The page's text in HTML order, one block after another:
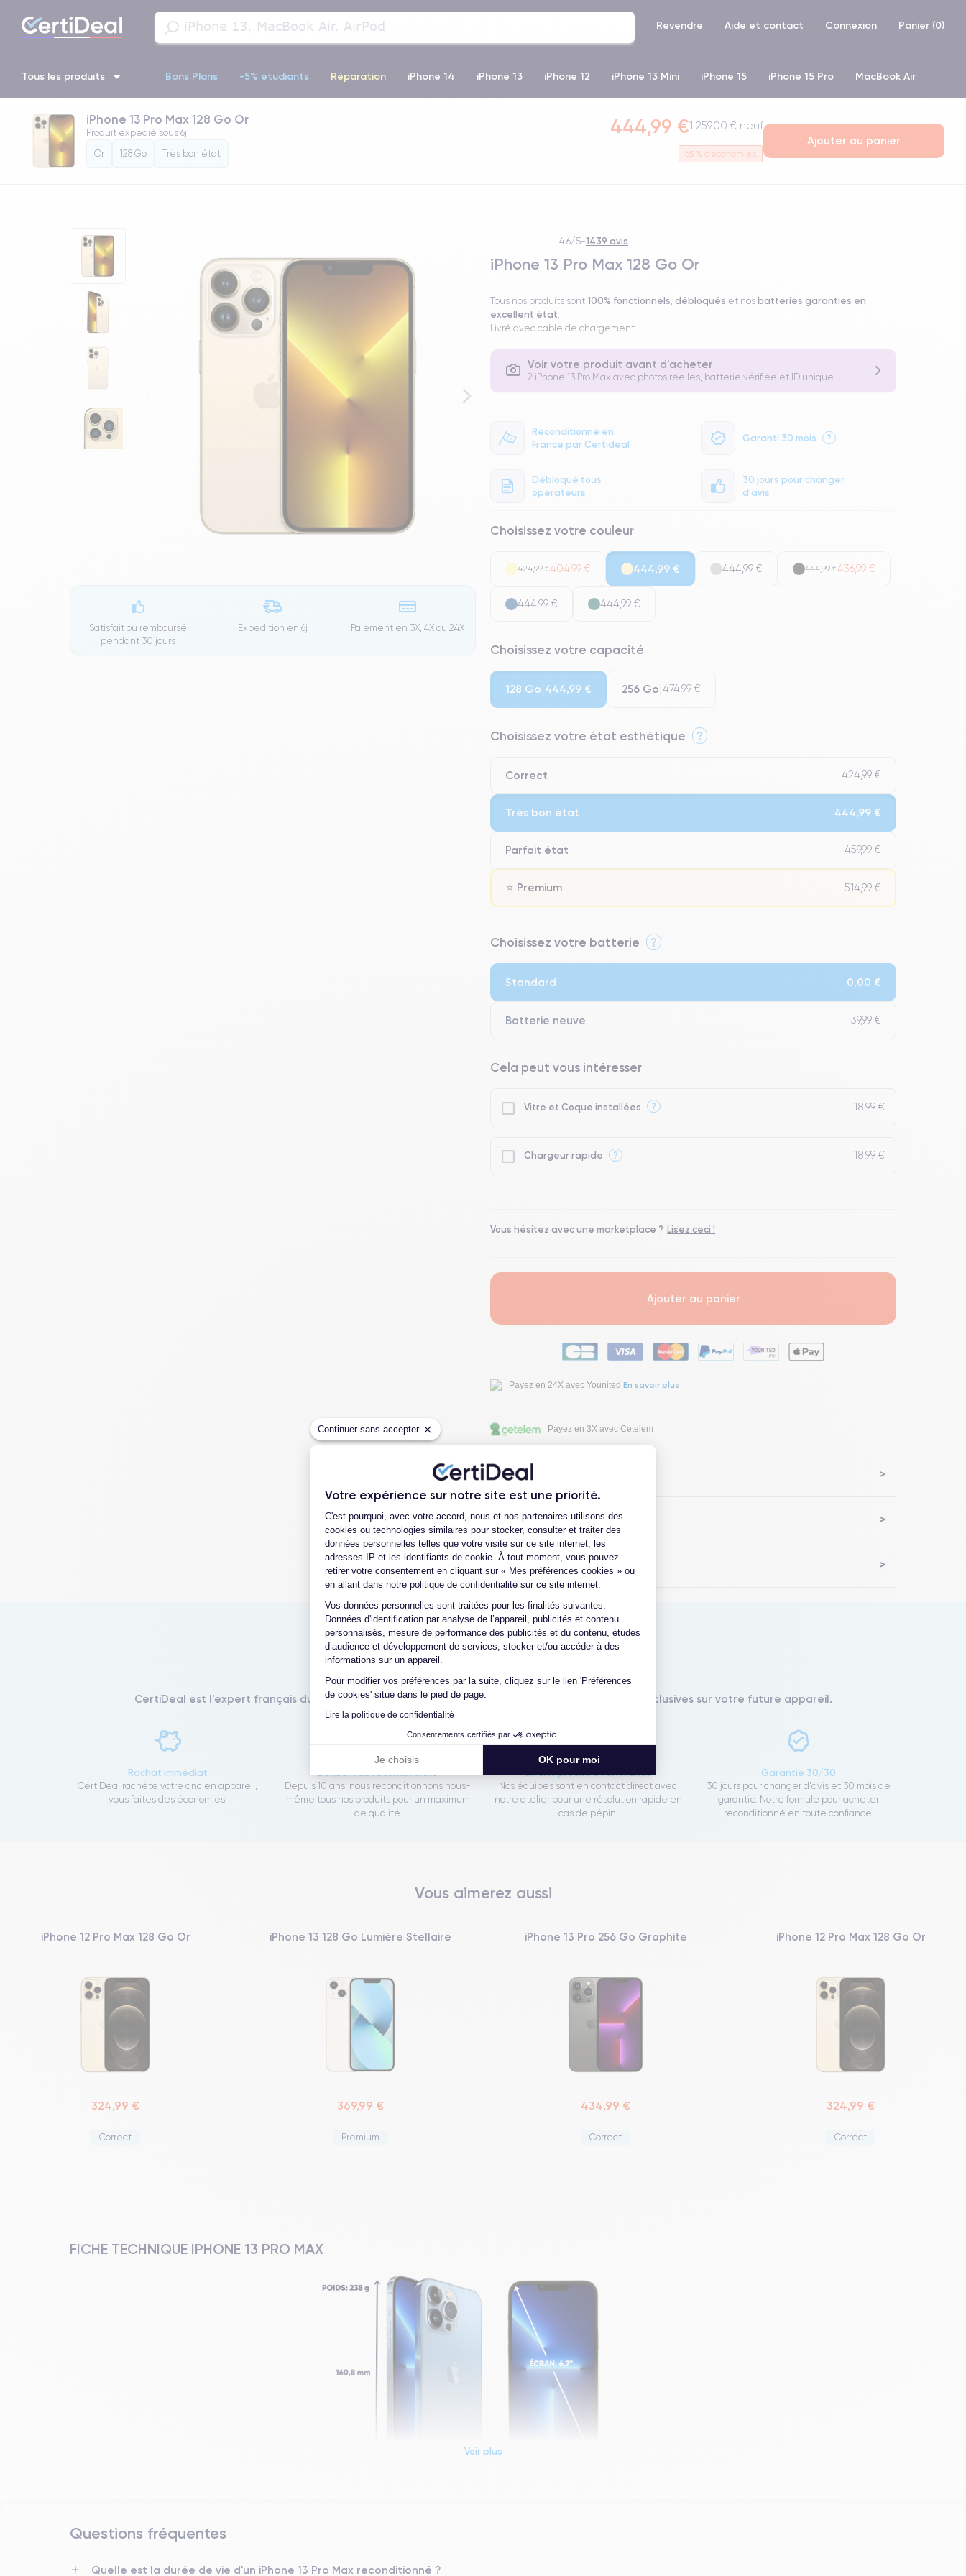
Continuer sans accepter
Votre expérience sur notre site est une priorité.
Plateforme de Gestion du Consentement : Personnalisez vos Options
C'est pourquoi, avec votre accord, nous et nos partenaires utilisons des
cookies ou technologies similaires pour stocker, consulter et traiter des
données personnelles telles que votre visite sur ce site internet, les
adresses IP et les identifiants de cookie. À tout moment, vous pouvez
retirer votre consentement en cliquant sur « Mes préférences cookies » ou
en allant dans notre politique de confidentialité sur ce site internet.
Vos données personnelles sont traitées pour les finalités suivantes:
Données d'identification par analyse de l’appareil, publicités et contenu
personnalisés, mesure de performance des publicités et du contenu, études
d’audience et développement de services, stocker et/ou accéder à des
informations sur un appareil.
Pour modifier vos préférences par la suite, cliquez sur le lien 'Préférences
de cookies' situé dans le pied de page.
Lire la politique de confidentialité
Consentements certifiés par
Je choisis OK pour moi
Axeptio consent
Revendre Aide et contact Connexion Panier (0)
Tous les produits Bons Plans -5% étudiants Réparation iPhone 14 iPhone 13 iPhone 12 iPhone 13 Mini iPhone 15 iPhone 15 Pro MacBook Air
iPhone 16 iPhone 14 Pro iPhone 13 Pro iPhone XR iPhone SE 2 (2020)
iPhone 11 Pro
iPhone 13 Pro Max 128 Go Or
Produit expédié sous 6j
Or
128 Go Très bon état
444,99 €1 259,00 € neuf
65 % d'économies
Ajouter au panier
Satisfait ou remboursé
pendant 30 jours
Expedition en 6j Paiement en 3X, 4X ou 24X
4.6/5-1439 avis
iPhone 13 Pro Max 128 Go Or
Tous nos produits sont 100% fonctionnels débloqués et nos batteries garanties en
excellent état
Livré avec cable de chargement.
Voir votre produit avant d'acheter
2 iPhone 13 Pro Max avec photos réelles, batterie vérifiée et ID unique
Reconditionné en
France par Certideal
Garanti 30 mois ?
Débloqué tous
opérateurs
30 jours pour changer
d'avis
Choisissez votre couleur
424,99 €404,99 € 444,99 € 444,99 € 444,99 €436,99 €
444,99 € 444,99 €
Choisissez votre capacité
128 Go 444,99 € 256 Go 474,99 €
Choisissez votre état esthétique ?
Correct 424,99 €
Très bon état 444,99 €
Parfait état 459,99 €
⭐ Premium 514,99 €
⭐ Premium
Choisissez votre batterie ?
Standard 0,00 €
Batterie neuve 39,99 €
Cela peut vous intéresser
Vitre et Coque installées ? 18,99 €
Chargeur rapide ? 18,99 €
Vous hésitez avec une marketplace ? Lisez ceci !
Ajouter au panier
Payez en 24X avec Younited En savoir plus
Payez en 3X avec Cetelem
Fiche Technique
Avis clients
Questions fréquentes
Les garanties CertiDeal
CertiDeal est l'expert français du reconditionné. En achetant ici, vous bénéficiez de garanties exclusives sur votre future appareil.
Rachat immédiat
CertiDeal rachète votre ancien appareil,
vous faites des économies.
L'expert du reconditionné
Depuis 10 ans, nous reconditionnons nous-
même tous nos produits pour un maximum
de qualité.
Un SAV proche et en France
Nos équipes sont en contact direct avec
notre atelier pour une résolution rapide en
cas de pépin.
Garantie 30/30
30 jours pour changer d'avis et 30 mois de
garantie. Notre formule pour acheter
reconditionné en toute confiance.
Vous aimerez aussi
iPhone 12 Pro Max 128 Go Or
324,99 €
Correct
iPhone 13 128 Go Lumière Stellaire
369,99 €
Premium
iPhone 13 Pro 256 Go Graphite
434,99 €
Correct
iPhone 12 Pro Max 128 Go Or
324,99 €
Correct
FICHE TECHNIQUE IPHONE 13 PRO MAX
14/09/2021
Voir plus
Questions fréquentes
Quelle est la durée de vie d'un iPhone 13 Pro Max reconditionné ?